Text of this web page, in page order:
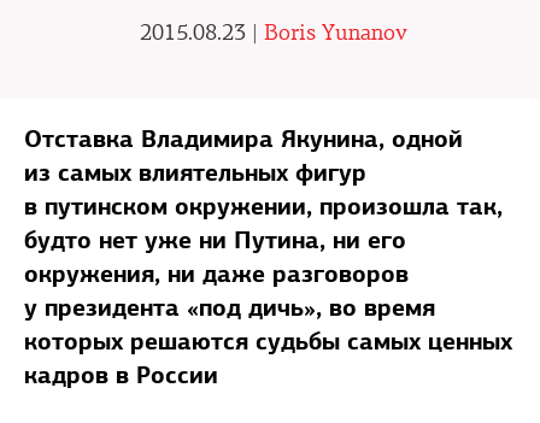
2015.08.23 | Boris Yunanov
Отставка Владимира Якунина, одной
из самых влиятельных фигур
в путинском окружении, произошла так,
будто нет уже ни Путина, ни его
окружения, ни даже разговоров
у президента «под дичь», во время
которых решаются судьбы самых ценных
кадров в России